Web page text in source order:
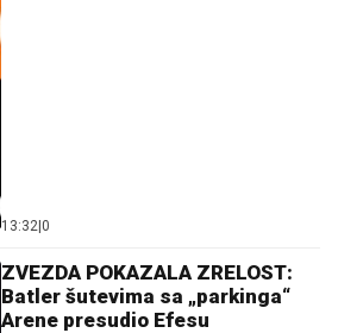
13:32|0
ZVEZDA POKAZALA ZRELOST:
Batler šutevima sa „parkinga“
Arene presudio Efesu